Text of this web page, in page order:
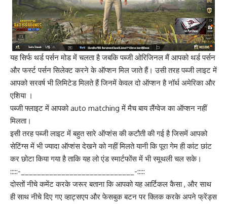
यह सिर्फ थर्ड पर्सन मोड में चलता है जबकि पब्जी ओरिजिनल मैं आपको थर्ड पर्सन
और फर्स्ट पर्सन सिलेक्ट करने के ऑप्शन मिल जाते हैं। उसी तरह पब्जी लाइट में
आपको सरवर्ष भी लिमिटेड मिलते हैं जिनमें केवल दो ऑप्शन है नॉर्थ अमेरिका और
एशिया ।
पब्जी फ्लाइट में आपको auto matching में मैच बाय लैंग्वेज का ऑप्शन नहीं
मिलता।
इसी तरह पब्जी लाइट में बहुत सारे ऑप्शंस की कटौती की गई है जिसमें आपको
सेटिंग्स में भी ज्यादा ऑप्शंस देखने को नहीं मिलते यानी कि पूरा गेम ही कांट छांट
कर छोटा किया गया है ताकि यह लो एंड स्मार्टफोंस में भी स्मूथली चल सके।
:::::-____________________________-:::::
दोस्तों नीचे कमेंट करके जरूर बताना कि आपको यह आर्टिकल कैसा , और साथ
ही साथ नीचे दिए गए व्हाट्सएप और फेसबुक बटन पर क्लिक करके अपने फ्रेंड्स